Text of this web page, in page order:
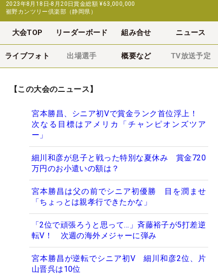
2023年8月18日-8月20日賞金総額 ¥63,000,000
裾野カンツリー倶楽部（静岡県）
大会TOP リーダーボード 組み合せ ニュース
ライブフォト 出場選手 概要など TV放送予定
【この大会のニュース】
宮本勝昌、シニア初Vで賞金ランク首位浮上！
次なる目標はアメリカ「チャンピオンズツア
ー」
細川和彦が息子と戦った特別な夏休み 賞金720
万円のお小遣いの額は？
宮本勝昌は父の前でシニア初優勝 目を潤ませ
「ちょっとは親孝行できたかな」
「2位で頑張ろうと思って…」斉藤裕子が5打差逆
転V！ 次週の海外メジャーに弾み
宮本勝昌が逆転でシニア初V 細川和彦2位、片
山晋呉は10位